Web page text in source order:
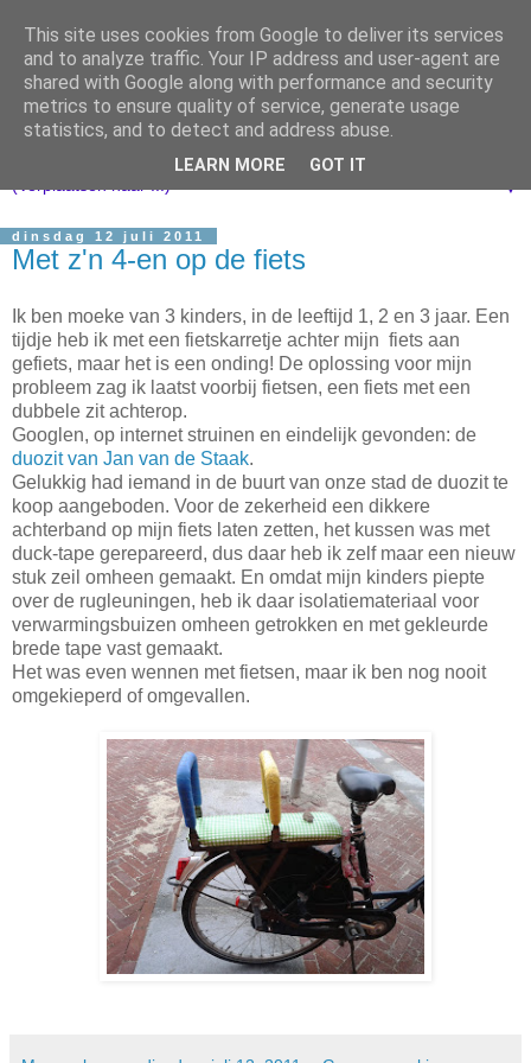
▼
dinsdag 12 juli 2011
Met z'n 4-en op de fiets
Ik ben moeke van 3 kinders, in de leeftijd 1, 2 en 3 jaar. Een
tijdje heb ik met een fietskarretje achter mijn fiets aan
gefiets, maar het is een onding! De oplossing voor mijn
probleem zag ik laatst voorbij fietsen, een fiets met een
dubbele zit achterop.
Googlen, op internet struinen en eindelijk gevonden: de
duozit van Jan van de Staak.
Gelukkig had iemand in de buurt van onze stad de duozit te
koop aangeboden. Voor de zekerheid een dikkere
achterband op mijn fiets laten zetten, het kussen was met
duck-tape gerepareerd, dus daar heb ik zelf maar een nieuw
stuk zeil omheen gemaakt. En omdat mijn kinders piepte
over de rugleuningen, heb ik daar isolatiemateriaal voor
verwarmingsbuizen omheen getrokken en met gekleurde
brede tape vast gemaakt.
Het was even wennen met fietsen, maar ik ben nog nooit
omgekieperd of omgevallen.
This site uses cookies from Google to deliver its services
and to analyze traffic. Your IP address and user-agent are
shared with Google along with performance and security
metrics to ensure quality of service, generate usage
statistics, and to detect and address abuse.
LEARN MORE GOT IT